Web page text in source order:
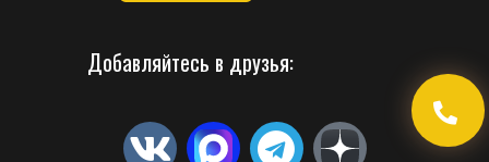
Добавляйтесь в друзья: